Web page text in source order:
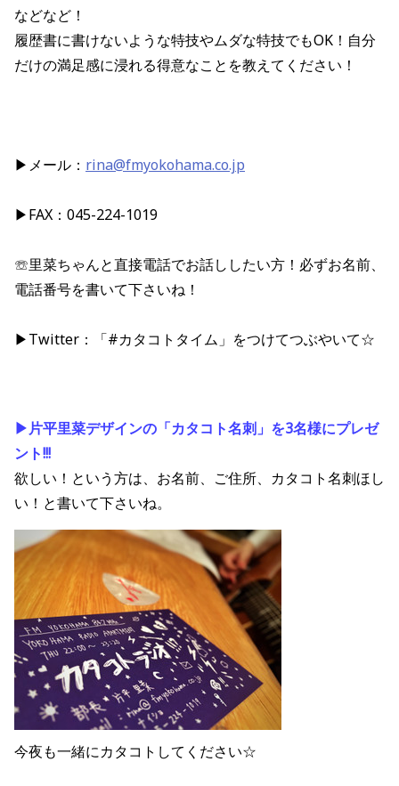
などなど！
履歴書に書けないような特技やムダな特技でもOK！自分
だけの満足感に浸れる得意なことを教えてください！
▶メール： rina@fmyokohama.co.jp
▶FAX：045-224-1019
☏里菜ちゃんと直接電話でお話ししたい方！必ずお名前、
電話番号を書いて下さいね！
▶Twitter：「#カタコトタイム」をつけてつぶやいて☆
▶︎片平里菜デザインの「カタコト名刺」を3名様にプレゼ
ント!!!
欲しい！という方は、お名前、ご住所、カタコト名刺ほし
い！と書いて下さいね。
今夜も一緒にカタコトしてください☆